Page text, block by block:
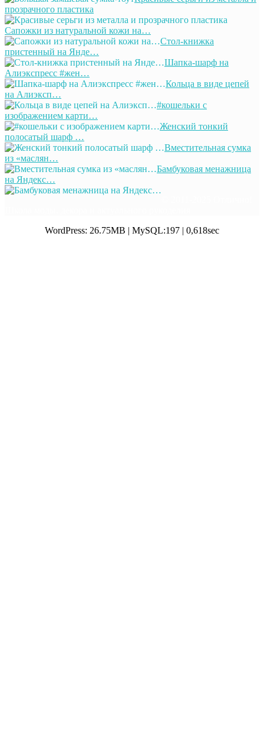
прозрачного пластика
Сапожки из натуральной кожи на…
Стол-книжка
пристенный на Янде…
Шапка-шарф на
Алиэкспресс #жен…
Кольца в виде цепей
на Алиэксп…
#кошельки с
изображением карти…
Женский тонкий
полосатый шарф …
Вместительная сумка
из «маслян…
Бамбуковая менажница
на Яндекс…
WordPress: 26.75MB | MySQL:197 | 0,618sec